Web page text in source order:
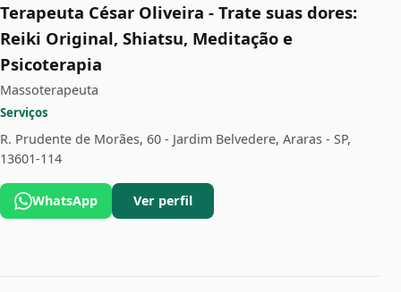
Terapeuta César Oliveira - Trate suas dores:
Reiki Original, Shiatsu, Meditação e
Psicoterapia
Massoterapeuta
Serviços
R. Prudente de Morães, 60 - Jardim Belvedere, Araras - SP,
13601-114
WhatsApp Ver perfil